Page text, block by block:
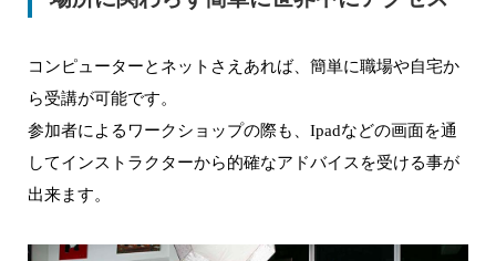
コンピューターとネットさえあれば、簡単に職場や自宅か
ら受講が可能です。
参加者によるワークショップの際も、Ipadなどの画面を通
してインストラクターから的確なアドバイスを受ける事が
出来ます。